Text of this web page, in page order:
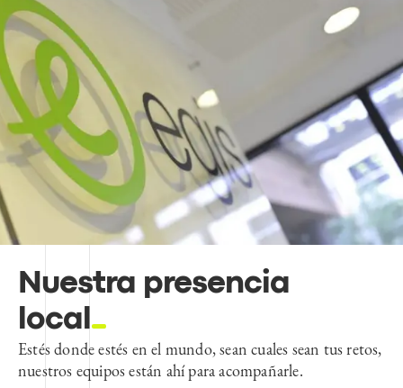
Nuestra presencia
local
Estés donde estés en el mundo, sean cuales sean tus retos,
nuestros equipos están ahí para acompañarle.